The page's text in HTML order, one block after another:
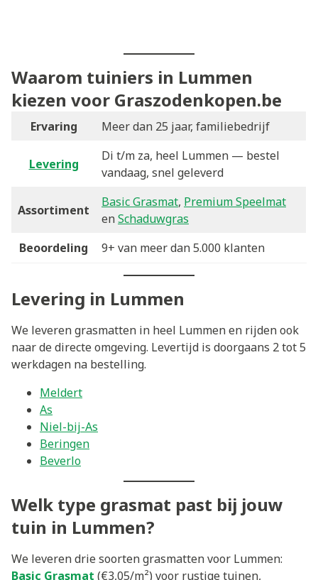
Waarom tuiniers in Lummen
kiezen voor Graszodenkopen.be
Ervaring Meer dan 25 jaar, familiebedrijf
Levering
Di t/m za, heel Lummen — bestel
vandaag, snel geleverd
Assortiment
Basic Grasmat, Premium Speelmat
en Schaduwgras
Beoordeling
9+ van meer dan 5.000 klanten
Levering in Lummen
We leveren grasmatten in heel Lummen en rijden ook
naar de directe omgeving. Levertijd is doorgaans 2 tot 5
werkdagen na bestelling.
Meldert
As
Niel-bij-As
Beringen
Beverlo
Welk type grasmat past bij jouw
tuin in Lummen?
We leveren drie soorten grasmatten voor Lummen:
Basic Grasmat (€3,05/m²) voor rustige tuinen,